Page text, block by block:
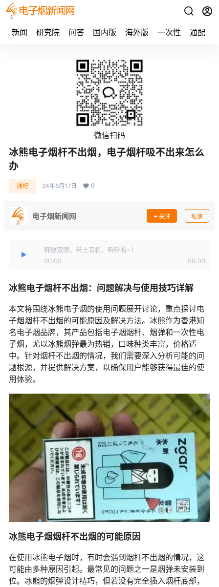
新闻 研究院 问答 国内版 海外版 一次性 通配
微信扫码
冰熊电子烟杆不出烟，电子烟杆吸不出来怎么
办
通配 24年6月17日 0
电子烟新闻网 关注 私信
释放双眼，带上耳机，听听看~！
00:00
00:00
冰熊电子烟杆不出烟：问题解决与使用技巧详解
本文将围绕冰熊电子烟的使用问题展开讨论，重点探讨电
子烟烟杆不出烟的可能原因及解决方法。冰熊作为香港知
名电子烟品牌，其产品包括电子烟烟杆、烟弹和一次性电
子烟，尤以冰熊烟弹最为热销，口味种类丰富，价格适
中。针对烟杆不出烟的情况，我们需要深入分析可能的问
题根源，并提供解决方案，以确保用户能够获得最佳的使
用体验。
冰熊电子烟烟杆不出烟的可能原因
在使用冰熊电子烟时，有时会遇到烟杆不出烟的情况，这
可能由多种原因引起。最常见的问题之一是烟弹未安装到
位。冰熊的烟弹设计精巧，但若没有完全插入烟杆底部，